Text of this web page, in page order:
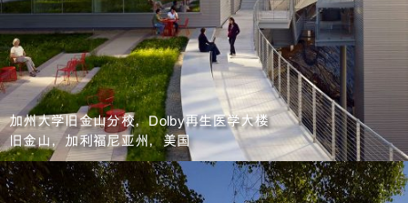
加州大学旧金山分校，Dolby再生医学大楼
旧金山，加利福尼亚州，美国